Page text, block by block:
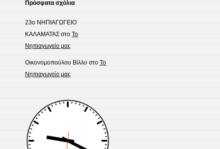
Πρόσφατα σχόλια
23ο ΝΗΠΙΑΓΩΓΕΙΟ
ΚΑΛΑΜΑΤΑΣστο Το
Νηπιαγωγείο μας
Οικονομοπούλου Βίλλυ στο Το
Νηπιαγωγείο μας